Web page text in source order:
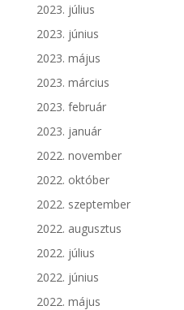
2023. július
2023. június
2023. május
2023. március
2023. február
2023. január
2022. november
2022. október
2022. szeptember
2022. augusztus
2022. július
2022. június
2022. május